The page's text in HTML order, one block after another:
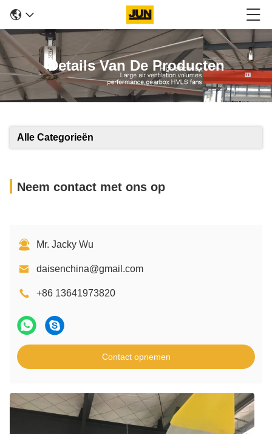
Details Van De Producten
Alle Categorieën
Neem contact met ons op
Mr. Jacky Wu
daisenchina@gmail.com
+86 13641973820
Contact opnemen